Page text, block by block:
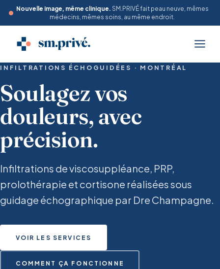
Nouvelle image, même clinique. SM.PRIVÉ fait peau neuve, mêmes
médecins, mêmes soins, au même endroit.
INFILTRATIONS ÉCHOGUIDÉES · MONTRÉAL
Soulagez vos
douleurs, avec
précision.
Infiltrations de viscosuppléance, PRP,
prolothérapie et cortisone réalisées sous
guidage échographique par Dre Champagne.
VOIR LES SERVICES
COMMENT ÇA FONCTIONNE